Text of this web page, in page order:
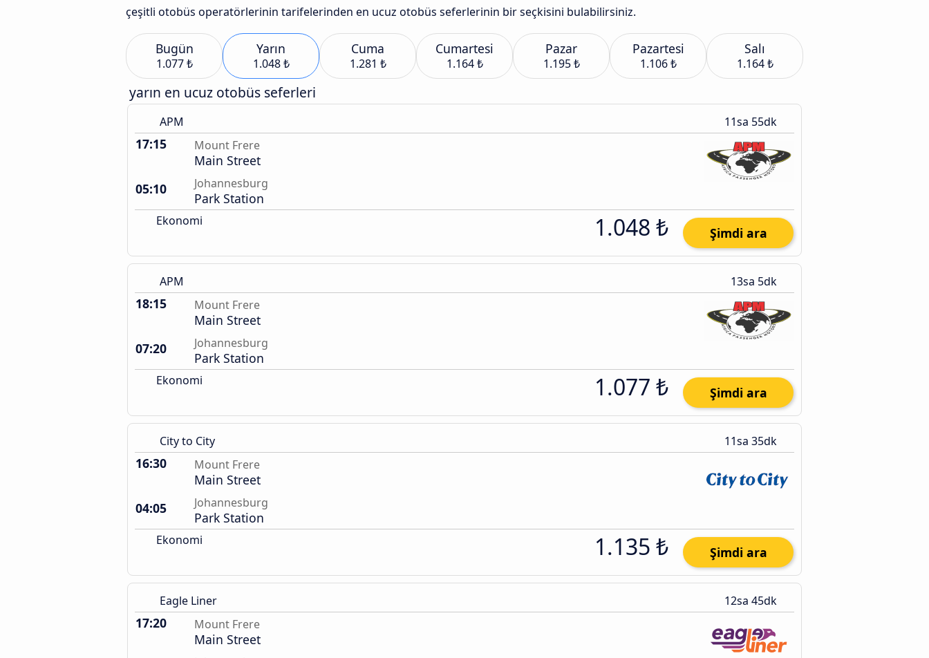
çeşitli otobüs operatörlerinin tarifelerinden en ucuz otobüs seferlerinin bir seçkisini bulabilirsiniz.
Bugün
1.077 ₺
Yarın
1.048 ₺
Cuma
1.281 ₺
Cumartesi
1.164 ₺
Pazar
1.195 ₺
Pazartesi
1.106 ₺
Salı
1.164 ₺
yarın en ucuz otobüs seferleri
APM 11sa 55dk
17:15 Mount Frere
Main Street
05:10
Johannesburg
Park Station
Ekonomi 1.048 ₺ Şimdi ara
APM 13sa 5dk
18:15 Mount Frere
Main Street
07:20
Johannesburg
Park Station
Ekonomi 1.077 ₺ Şimdi ara
City to City 11sa 35dk
16:30 Mount Frere
Main Street
04:05
Johannesburg
Park Station
Ekonomi 1.135 ₺ Şimdi ara
Eagle Liner 12sa 45dk
17:20 Mount Frere
Main Street